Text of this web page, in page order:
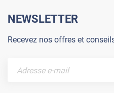
NEWSLETTER
Recevez nos offres et